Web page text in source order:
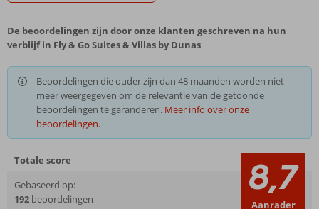
De beoordelingen zijn door onze klanten geschreven na hun
verblijf in Fly & Go Suites & Villas by Dunas
Beoordelingen die ouder zijn dan 48 maanden worden niet
meer weergegeven om de relevantie van de getoonde
beoordelingen te garanderen. Meer info over onze
beoordelingen.
Totale score
Gebaseerd op:
192 beoordelingen 8,7
Aanrader